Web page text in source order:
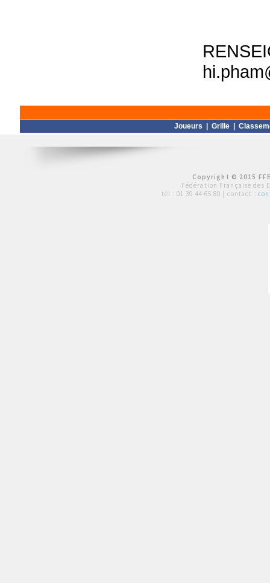
Joueurs Grille
Copyright © 2015
Fédération Française des
tél : 01 39 44 65 80 | contact :